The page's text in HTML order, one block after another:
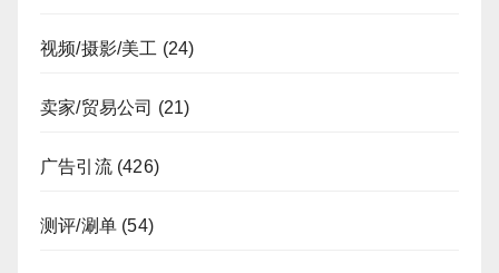
视频/摄影/美工 (24)
卖家/贸易公司 (21)
广告引流(426)
测评/涮单 (54)